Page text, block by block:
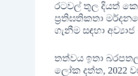
රටවල් තුල දියත්
ප්‍රතිඝතිකතා
ගැනීම සඳහා
තත්වය ඉතා
ලෝක දත්ත, 2022